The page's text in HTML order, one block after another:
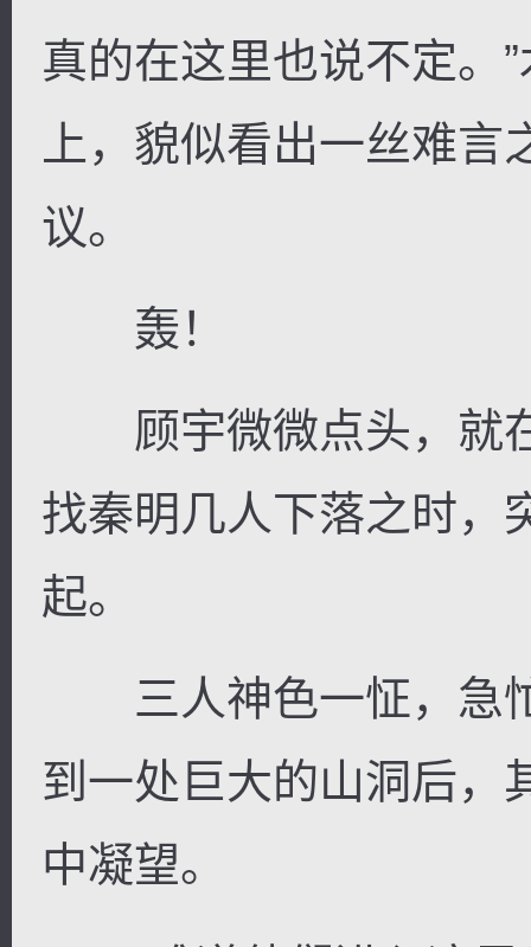
真的在这里也说不定。
上，貌似看出一丝难
议。
轰！
顾宇微微点头，就
找秦明几人下落之时，
起。
三人神色一怔，急
到一处巨大的山洞后，
中凝望。